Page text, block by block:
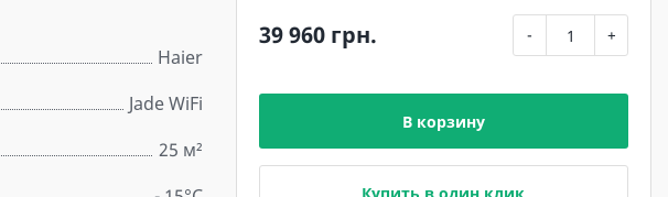
Haier
Jade WiFi
25 м²
39 960 грн. - +
В корзину
Купить в один клик